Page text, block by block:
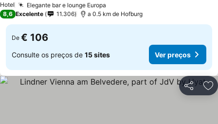
Hotel Elegante bar e lounge Europa
8,6 Excelente 11.306 a 0.5 km de Hofburg
De € 106
Consulte os preços de 15 sites Ver preços
Partilhar